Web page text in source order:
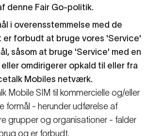
denne Fair Go-politik.
i overensstemmelse med de
er forbudt at bruge vores 'Service'
såsom at bruge 'Service' med en
omdirigerer opkald til eller fra
Mobiles netværk.
Mobile SIM til kommercielle og/eller
formål - herunder udførelse af
grupper og organisationer - falder
og er forbudt.